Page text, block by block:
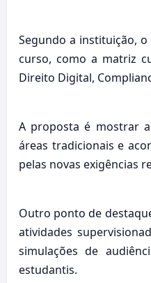
Segundo a instituição,
curso, como a matriz
Direito Digital,
A proposta é mostrar
áreas tradicionais e
pelas novas exigências
Outro ponto de
atividades
simulações de
estudantis.